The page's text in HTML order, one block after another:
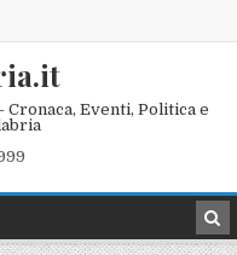
Eventi, Politica e